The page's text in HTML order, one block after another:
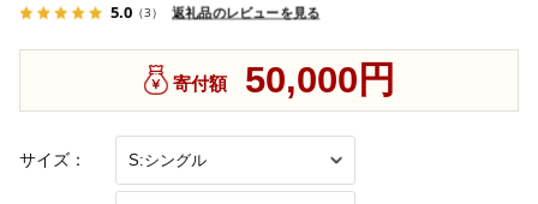
5.0 （3） 返礼品のレビューを見る
サイズ：
寄付額 50,000円